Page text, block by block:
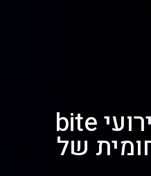
"מפגשים" אירועי bite
של